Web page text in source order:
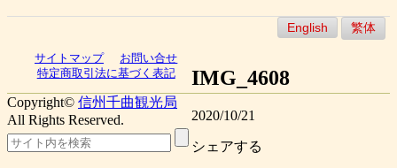
English 繁体
IMG_4608
2020/10/21
シェアする
サイトマップ
お問い合せ
特定商取引法に基づく表記
Copyright© 信州千曲観光局
All Rights Reserved.